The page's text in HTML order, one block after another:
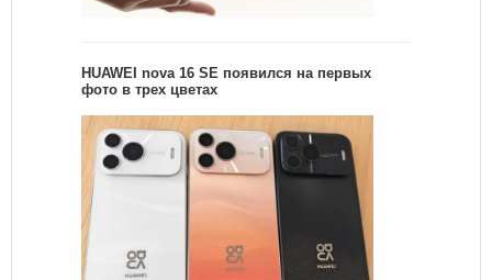
HUAWEI nova 16 SE появился на первых
фото в трех цветах